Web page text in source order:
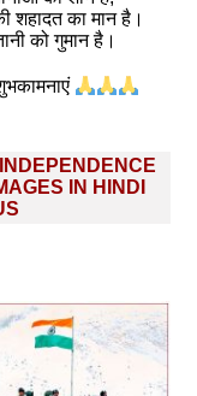
शहादत का मान है।
को गुमान है।
INDEPENDENCE
IN HINDI